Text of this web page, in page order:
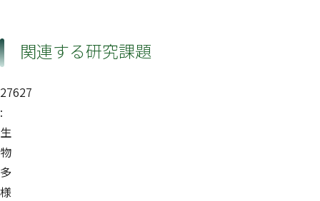
関連する研究課題
27627
:
生
物
多
様